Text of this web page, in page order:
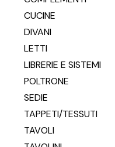
CUCINE
DIVANI
LETTI
LIBRERIE E SISTEMI
POLTRONE
SEDIE
TAPPETI/TESSUTI
TAVOLI